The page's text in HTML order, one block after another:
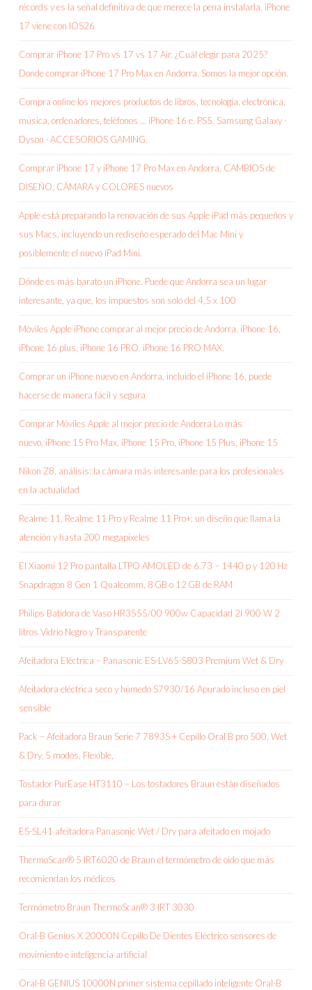
récords y es la señal definitiva de que merece la pena instalarla. iPhone
17 viene con IOS26
Comprar iPhone 17 Pro vs 17 vs 17 Air. ¿Cuál elegir para 2025?
Donde comprar iPhone 17 Pro Max en Andorra. Somos la mejor opción.
Compra online los mejores productos de libros, tecnología, electrónica,
música, ordenadores, teléfonos … iPhone 16 e. PS5. Samsung Galaxy ·
Dyson · ACCESORIOS GAMING.
Comprar iPhone 17 y iPhone 17 Pro Max en Andorra, CAMBIOS de
DISEÑO, CÁMARA y COLORES nuevos
Apple está preparando la renovación de sus Apple iPad más pequeños y
sus Macs, incluyendo un rediseño esperado del Mac Mini y
posiblemente el nuevo iPad Mini.
Dónde es más barato un iPhone. Puede que Andorra sea un lugar
interesante, ya que, los impuestos son solo del 4,5 x 100
Móviles Apple iPhone comprar al mejor precio de Andorra, iPhone 16,
iPhone 16 plus, iPhone 16 PRO, iPhone 16 PRO MAX.
Comprar un iPhone nuevo en Andorra, incluido el iPhone 16, puede
hacerse de manera fácil y segura
Comprar Móviles Apple al mejor precio de Andorra Lo más
nuevo, iPhone 15 Pro Max, iPhone 15 Pro, iPhone 15 Plus, iPhone 15
Nikon Z8, análisis: la cámara más interesante para los profesionales
en la actualidad
Realme 11, Realme 11 Pro y Realme 11 Pro+: un diseño que llama la
atención y hasta 200 megapíxeles
El Xiaomi 12 Pro pantalla LTPO AMOLED de 6.73 – 1440 p y 120 Hz
Snapdragon 8 Gen 1 Qualcomm, 8 GB o 12 GB de RAM
Philips Batidora de Vaso HR3555/00 900w Capacidad 2l 900 W 2
litros Vidrio Negro y Transparente
Afeitadora Eléctrica – Panasonic ES-LV65-S803 Premium Wet & Dry
Afeitadora eléctrica seco y húmedo S7930/16 Apurado incluso en piel
sensible
Pack – Afeitadora Braun Serie 7 7893S + Cepillo Oral B pro 500, Wet
& Dry, 5 modos, Flexible,
Tostador PurEase HT3110 – Los tostadores Braun están diseñados
para durar
ES-SL41 afeitadora Panasonic Wet / Dry para afeitado en mojado
ThermoScan® 5 IRT6020 de Braun el termómetro de oído que más
recomiendan los médicos
Termómetro Braun ThermoScan® 3 IRT 3030
Oral-B Genius X 20000N Cepillo De Dientes Eléctrico sensores de
movimiento e inteligencia artificial
Oral-B GENIUS 10000N primer sistema cepillado inteligente Oral-B